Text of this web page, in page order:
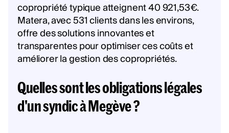
copropriété typique atteignent 40 921,53€.
Matera, avec 531 clients dans les environs,
offre des solutions innovantes et
transparentes pour optimiser ces coûts et
améliorer la gestion des copropriétés.
Quelles sont les obligations légales
d'un syndic à Megève ?